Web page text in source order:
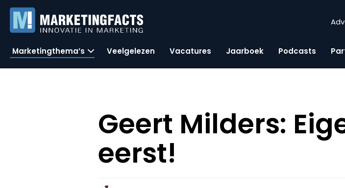
Marketingthema’s Veelgelezen Vacatures Jaarboek Podcasts
Geert Milders:
eerst!